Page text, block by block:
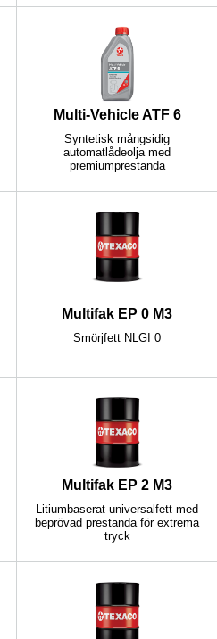
Multi-Vehicle ATF 6
Syntetisk mångsidig
automatlådeolja med
premiumprestanda
Multifak EP 0 M3
Smörjfett NLGI 0
Multifak EP 2 M3
Litiumbaserat universalfett med
beprövad prestanda för extrema
tryck